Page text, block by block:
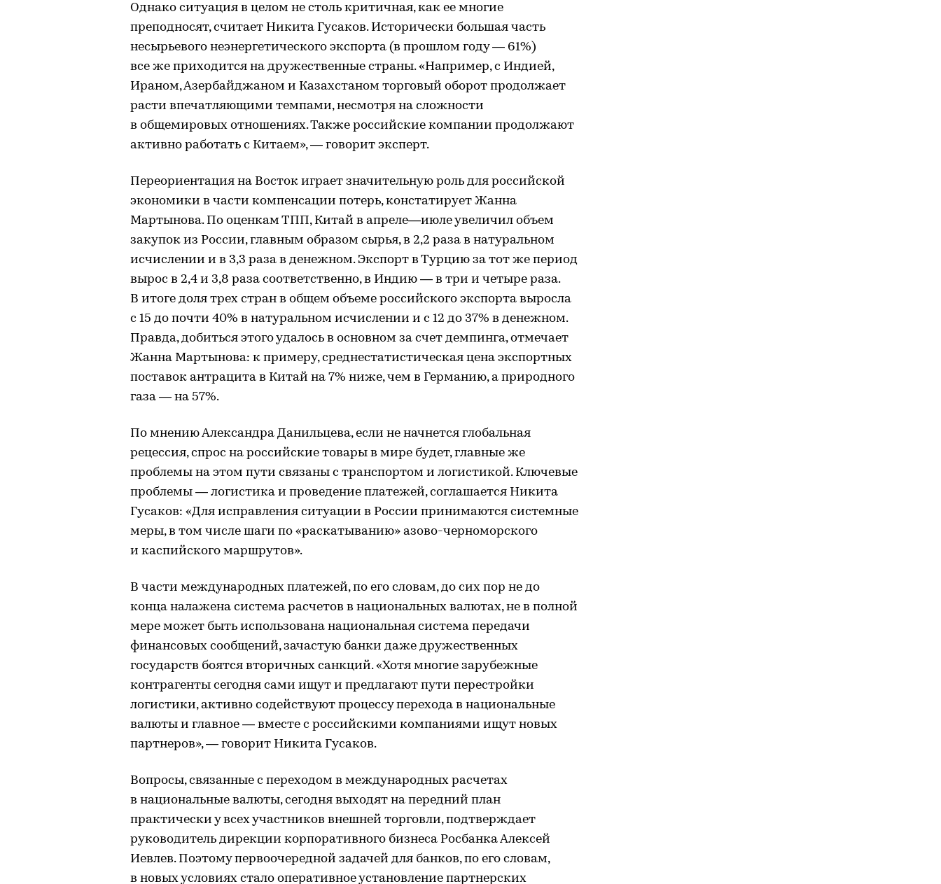
Однако ситуация в целом не столь критичная, как ее многие
преподносят, считает Никита Гусаков. Исторически большая часть
несырьевого неэнергетического экспорта (в прошлом году — 61%)
все же приходится на дружественные страны. «Например, с Индией,
Ираном, Азербайджаном и Казахстаном торговый оборот продолжает
расти впечатляющими темпами, несмотря на сложности
в общемировых отношениях. Также российские компании продолжают
активно работать с Китаем», — говорит эксперт.
Переориентация на Восток играет значительную роль для российской
экономики в части компенсации потерь, констатирует Жанна
Мартынова. По оценкам ТПП, Китай в апреле—июле увеличил объем
закупок из России, главным образом сырья, в 2,2 раза в натуральном
исчислении и в 3,3 раза в денежном. Экспорт в Турцию за тот же период
вырос в 2,4 и 3,8 раза соответственно, в Индию — в три и четыре раза.
В итоге доля трех стран в общем объеме российского экспорта выросла
с 15 до почти 40% в натуральном исчислении и с 12 до 37% в денежном.
Правда, добиться этого удалось в основном за счет демпинга, отмечает
Жанна Мартынова: к примеру, среднестатистическая цена экспортных
поставок антрацита в Китай на 7% ниже, чем в Германию, а природного
газа — на 57%.
По мнению Александра Данильцева, если не начнется глобальная
рецессия, спрос на российские товары в мире будет, главные же
проблемы на этом пути связаны с транспортом и логистикой. Ключевые
проблемы — логистика и проведение платежей, соглашается Никита
Гусаков: «Для исправления ситуации в России принимаются системные
меры, в том числе шаги по «раскатыванию» азово-черноморского
и каспийского маршрутов».
В части международных платежей, по его словам, до сих пор не до
конца налажена система расчетов в национальных валютах, не в полной
мере может быть использована национальная система передачи
финансовых сообщений, зачастую банки даже дружественных
государств боятся вторичных санкций. «Хотя многие зарубежные
контрагенты сегодня сами ищут и предлагают пути перестройки
логистики, активно содействуют процессу перехода в национальные
валюты и главное — вместе с российскими компаниями ищут новых
партнеров», — говорит Никита Гусаков.
Вопросы, связанные с переходом в международных расчетах
в национальные валюты, сегодня выходят на передний план
практически у всех участников внешней торговли, подтверждает
руководитель дирекции корпоративного бизнеса Росбанка Алексей
Иевлев. Поэтому первоочередной задачей для банков, по его словам,
в новых условиях стало оперативное установление партнерских